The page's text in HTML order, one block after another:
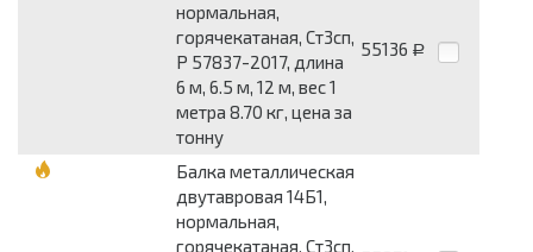
нормальная,
горячекатаная, Ст3сп,
Р 57837-2017, длина
6 м, 6.5 м, 12 м, вес 1
метра 8.70 кг, цена за
тонну
55136 Р
Балка металлическая
двутавровая 14Б1,
нормальная,
горячекатаная, Ст3сп,